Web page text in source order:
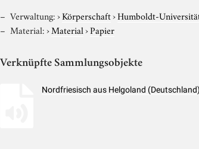
Verwaltung:›Körperschaft›Humboldt-
Material:›Material›Papier
Verknüpfte Sammlungsobjekte
Nordfriesisch aus Helgoland